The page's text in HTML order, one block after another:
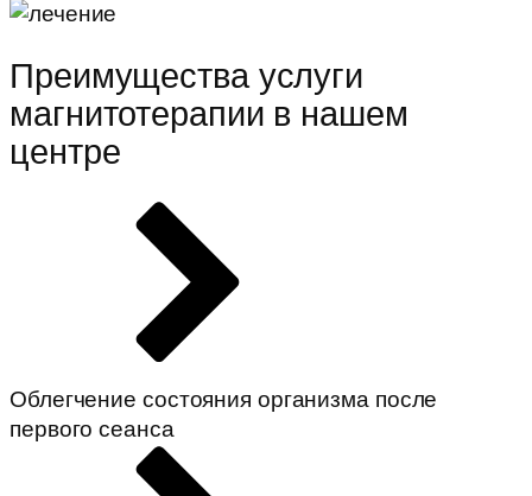
Преимущества услуги
магнитотерапии в нашем
центре
Облегчение состояния организма после
первого сеанса